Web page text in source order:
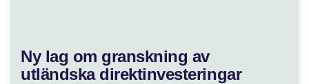
Ny lag om granskning av
utländska direktinvesteringar